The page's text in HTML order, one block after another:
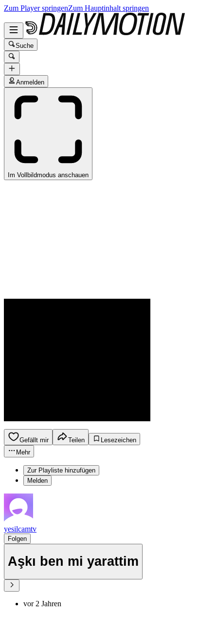
Zum Player springenZum Hauptinhalt springen
Suche
Anmelden
Im Vollbildmodus anschauen
Gefällt mir Teilen
Lesezeichen
Mehr
Zur Playliste hinzufügen
Melden
yesilcamtv
Folgen
Aşkı ben mi yarattim
vor 2 Jahren